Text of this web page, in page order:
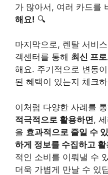
가 많아서, 여러 카드를
해요! 🔍
마지막으로, 렌탈 서비
객센터를 통해 최신 프
해요. 주기적으로 변동
된 혜택이 있는지 체크
이처럼 다양한 사례를
적극적으로 활용하면,
을 효과적으로 줄일 수
하게 정보를 수집하고
적인 소비를 이뤄낼 수
더욱 가볍게 만날 수 있